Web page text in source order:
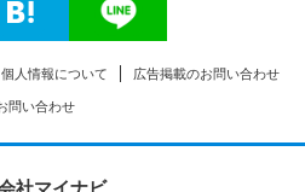
個人情報について 広告掲載のお問い合わせ
問い合わせ
社マイナビ